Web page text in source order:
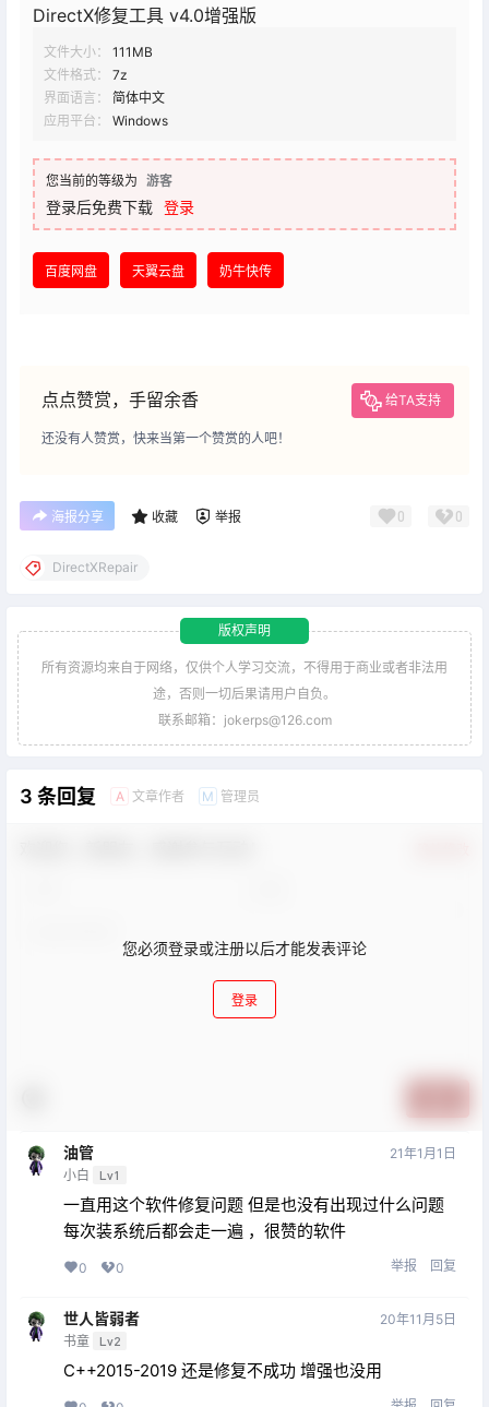
DirectX修复工具 v4.0增强版
文件大小：
111MB
文件格式：
7z
界面语言：
简体中文
应用平台：
Windows
您当前的等级为 游客
登录后免费下载 登录
百度网盘 天翼云盘 奶牛快传
点点赞赏，手留余香 给TA支持
还没有人赞赏，快来当第一个赞赏的人吧！
海报分享 收藏 举报 0 0
DirectXRepair
版权声明
所有资源均来自于网络，仅供个人学习交流，不得用于商业或者非法用
途，否则一切后果请用户自负。
联系邮箱：jokerps@126.com
3 条回复 A 文章作者 M 管理员
您必须登录或注册以后才能发表评论
登录
油管
小白 Lv1
21年1月1日
一直用这个软件修复问题 但是也没有出现过什么问题
每次装系统后都会走一遍 ，很赞的软件
0 0 举报 回复
世人皆弱者
书童 Lv2
20年11月5日
C++2015-2019 还是修复不成功 增强也没用